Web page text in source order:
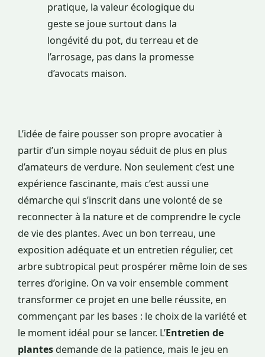
pratique, la valeur écologique du
geste se joue surtout dans la
longévité du pot, du terreau et de
l’arrosage, pas dans la promesse
d’avocats maison.
L’idée de faire pousser son propre avocatier à
partir d’un simple noyau séduit de plus en plus
d’amateurs de verdure. Non seulement c’est une
expérience fascinante, mais c’est aussi une
démarche qui s’inscrit dans une volonté de se
reconnecter à la nature et de comprendre le cycle
de vie des plantes. Avec un bon terreau, une
exposition adéquate et un entretien régulier, cet
arbre subtropical peut prospérer même loin de ses
terres d’origine. On va voir ensemble comment
transformer ce projet en une belle réussite, en
commençant par les bases : le choix de la variété et
le moment idéal pour se lancer. L’Entretien de
plantesdemande de la patience, mais le jeu en